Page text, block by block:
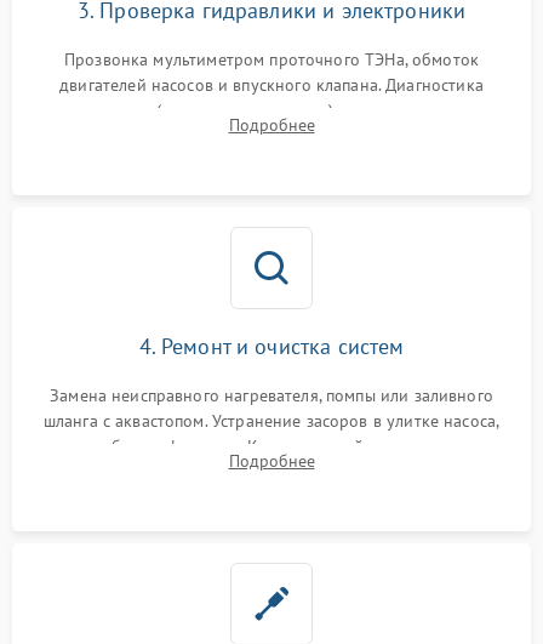
3. Проверка гидравлики и электроники
Прозвонка мультиметром проточного ТЭНа, обмоток
двигателей насосов и впускного клапана. Диагностика
прессостата (датчика уровня воды), датчика мутности,
концевика дверцы и электронного модуля управления.
Подробнее
4. Ремонт и очистка систем
Замена неисправного нагревателя, помпы или заливного
шланга с аквастопом. Устранение засоров в улитке насоса,
патрубках и фильтрах. Компонентный ремонт платы
управления, восстановление поврежденной проводки.
Подробнее